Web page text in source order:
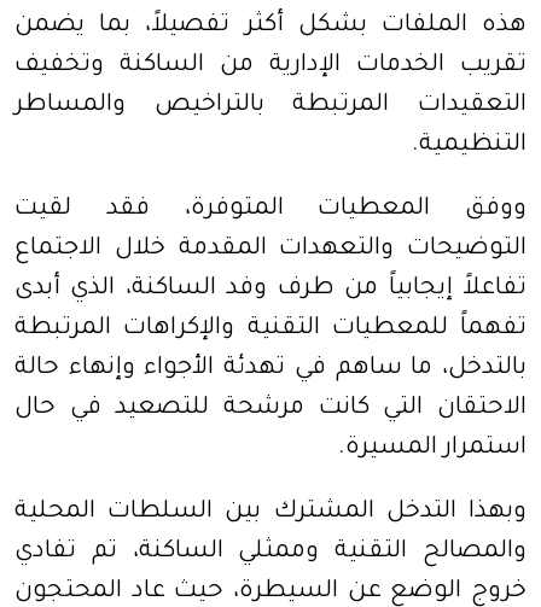
هذه الملفات بشكل أكثر تفصيلاً، بما يضمن
تقريب الخدمات الإدارية من الساكنة وتخفيف
التعقيدات المرتبطة بالتراخيص والمساطر
التنظيمية.
ووفق المعطيات المتوفرة، فقد لقيت
التوضيحات والتعهدات المقدمة خلال الاجتماع
تفاعلاً إيجابياً من طرف وفد الساكنة، الذي أبدى
تفهماً للمعطيات التقنية والإكراهات المرتبطة
بالتدخل، ما ساهم في تهدئة الأجواء وإنهاء حالة
الاحتقان التي كانت مرشحة للتصعيد في حال
استمرار المسيرة.
وبهذا التدخل المشترك بين السلطات المحلية
والمصالح التقنية وممثلي الساكنة، تم تفادي
خروج الوضع عن السيطرة، حيث عاد المحتجون